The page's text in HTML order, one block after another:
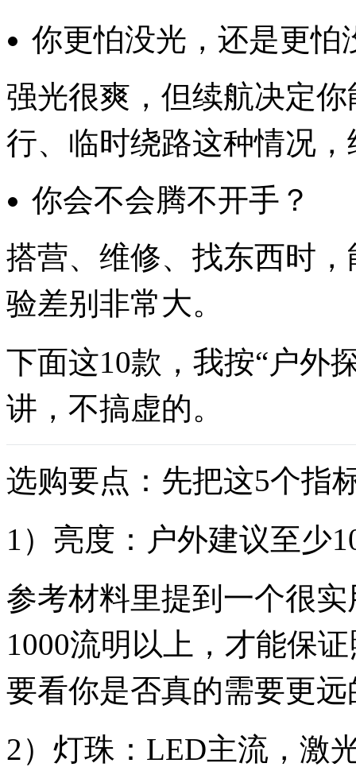
你更怕没光，还是更怕
强光很爽，但续航决定
行、临时绕路这种情况
你会不会腾不开手？
搭营、维修、找东西时，
验差别非常大。
下面这10款，我按“户外
讲，不搞虚的。
选购要点：先把这5个指
1）亮度：户外建议至少
参考材料里提到一个很
1000流明以上，才能保
要看你是否真的需要更
2）灯珠：LED主流，激